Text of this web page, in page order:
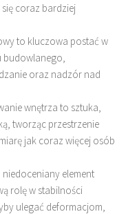
coraz bardziej
to kluczowa postać w
oraz nadzór nad
wnętrza to sztuka,
tworząc przestrzenie
jak coraz więcej osób
element
rolę w stabilności
ulegać deformacjom,